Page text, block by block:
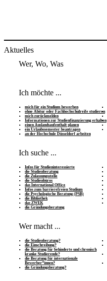
Aktuelles
Wer, Wo, Was
Ich möchte ...
mich für ein Studium bewerben
ohne Abitur oder Fachhochschulreife studieren
mich zurückmelden
Informationen zur Studienfinanzierung erhalten
einen Auslandsaufenthalt planen
ein Urlaubssemester beantragen
an der Hochschule Düsseldorf arbeiten
Ich suche ...
Infos für Studieninteressierte
die Studienberatung
die Zulassungsstelle
die Studienbüros
das International Office
Infos zum barrierefreien Studium
die Psychologische Beratung (PSB)
die Bibliothek
das ZWEK
die Gründungsberatung
Wer macht ...
die Studienberatung?
die Einschreibung?
die Beratung für behinderte und chronisch
kranke Studierende?
die Beratung für internationale
Bewerber*innen?
die Gründungsberatung?